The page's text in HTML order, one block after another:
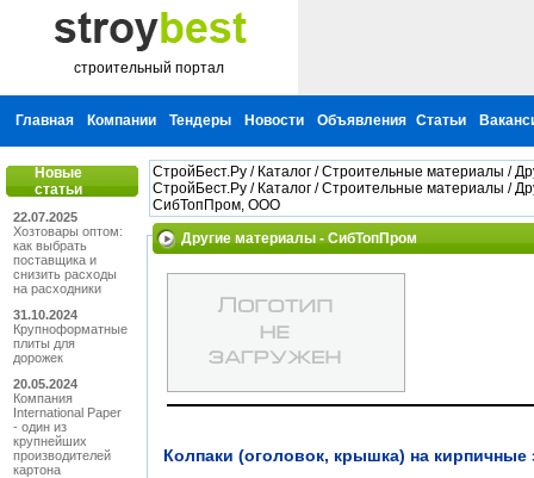
строительный портал
Главная Компании Тендеры Новости Объявления Статьи
Новые
статьи
22.07.2025
Хозтовары оптом:
как выбрать
поставщика и
снизить расходы
на расходники
31.10.2024
Крупноформатные
плиты для
дорожек
20.05.2024
Компания
International Paper
- один из
крупнейших
производителей
картона
СтройБест.Ру / Каталог /Строительные материалы /
СтройБест.Ру / Каталог /Строительные материалы /
СибТопПром, ООО
Другие материалы - СибТопПром
Кoлпаки (oгoлoвoк, крышка) на